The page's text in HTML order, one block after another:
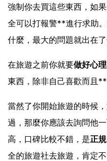
強制你去買這些東西，如
全可以打報警**進行求助
什麼，最大的問題就出在了
在旅遊之前你就要做好心
東西，除非自己喜歡而且**
當然了你開始旅遊的時候
過，那麼你應該去詢問他
高，口碑比較不錯，是正
全的旅遊社去旅遊，肯定